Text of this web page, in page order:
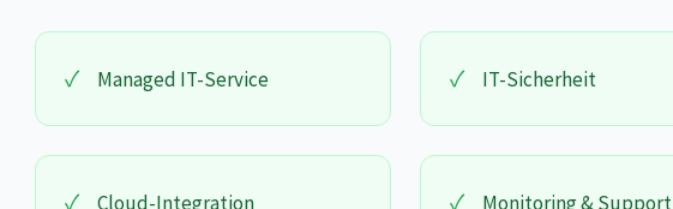
✓ Managed IT-Service ✓ IT-Sicherheit
✓ Cloud-Integration ✓ Monitoring & Support